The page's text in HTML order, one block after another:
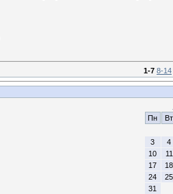
1-7 8-14
Пн
Вт
3
4
10
11
17
18
24
25
31